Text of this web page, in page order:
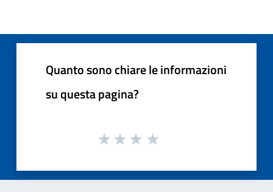
Quanto sono chiare le informazioni
su questa pagina?